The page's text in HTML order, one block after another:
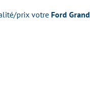
prix votre Ford